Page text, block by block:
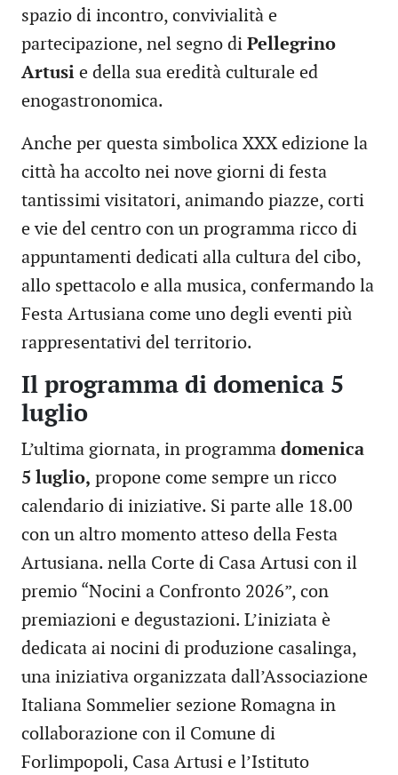
spazio di incontro, convivialità e
partecipazione, nel segno di Pellegrino
Artusi e della sua eredità culturale ed
enogastronomica.
Anche per questa simbolica XXX edizione la
città ha accolto nei nove giorni di festa
tantissimi visitatori, animando piazze, corti
e vie del centro con un programma ricco di
appuntamenti dedicati alla cultura del cibo,
allo spettacolo e alla musica, confermando la
Festa Artusiana come uno degli eventi più
rappresentativi del territorio.
Il programma di domenica 5
luglio
L’ultima giornata, in programma domenica
5 luglio, propone come sempre un ricco
calendario di iniziative. Si parte alle 18.00
con un altro momento atteso della Festa
Artusiana. nella Corte di Casa Artusi con il
premio “Nocini a Confronto 2026”, con
premiazioni e degustazioni. L’iniziata è
dedicata ai nocini di produzione casalinga,
una iniziativa organizzata dall’Associazione
Italiana Sommelier sezione Romagna in
collaborazione con il Comune di
Forlimpopoli, Casa Artusi e l’Istituto